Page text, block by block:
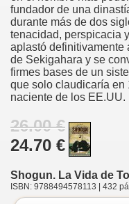
fundador de una
durante más de dos
tenacidad, perspicacia
aplastó definitivamente
de Sekigahara y se
firmes bases de un
que solo claudicaría en
naciente de los EE.UU.
26.00 €
24.70 €
Shogun. La Vida de
ISBN: 9788494578113 | 432